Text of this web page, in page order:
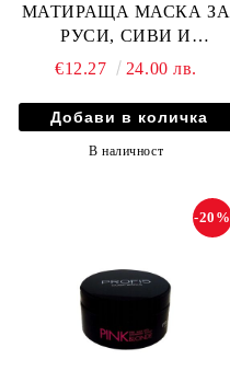
МАТИРАЩА МАСКА ЗА
РУСИ, СИВИ И
ИЗСВЕТЛЕНИ КОСИ С
НАР 1000мл
€12.27 24.00 лв.
В наличност
-20%